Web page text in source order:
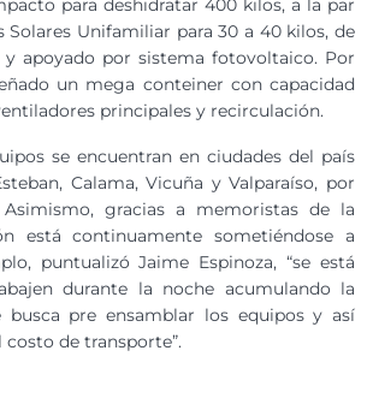
para deshidratar 400 kilos, a la par
Solares Unifamiliar para 30 a 40 kilos, de
apoyado por sistema fotovoltaico. Por
un mega conteiner con capacidad
principales y recirculación.
se encuentran en ciudades del país
Calama, Vicuña y Valparaíso, por
gracias a memoristas de la
está continuamente sometiéndose a
puntualizó Jaime Espinoza, “se está
durante la noche acumulando la
busca pre ensamblar los equipos y así
de transporte”.